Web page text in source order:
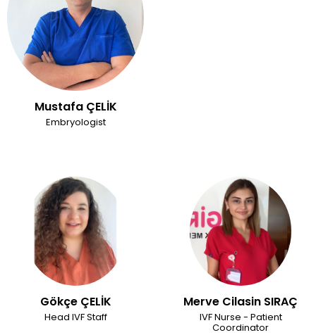
Mustafa ÇELİK
Embryologist
Gökçe ÇELİK
Head IVF Staff
Merve Cilasin SIRAÇ
IVF Nurse - Patient
Coordinator